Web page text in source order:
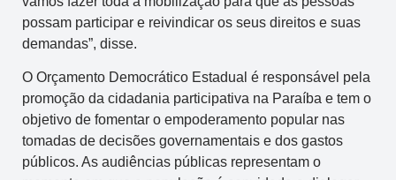
possam participar e reivindicar os seus direitos e suas
demandas”, disse.
O Orçamento Democrático Estadual é responsável pela
promoção da cidadania participativa na Paraíba e tem o
objetivo de fomentar o empoderamento popular nas
tomadas de decisões governamentais e dos gastos
públicos. As audiências públicas representam o